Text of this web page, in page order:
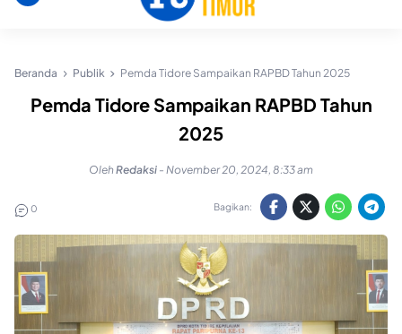
Beranda Publik Pemda Tidore Sampaikan RAPBD Tahun 2025
Pemda Tidore Sampaikan RAPBD Tahun
2025
OlehRedaksi - November 20, 2024, 8:33 am
0 Bagikan: